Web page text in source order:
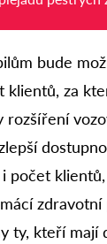
bude
klientů, za
rozšíření
počet
zdravotní
ty, kteří mají